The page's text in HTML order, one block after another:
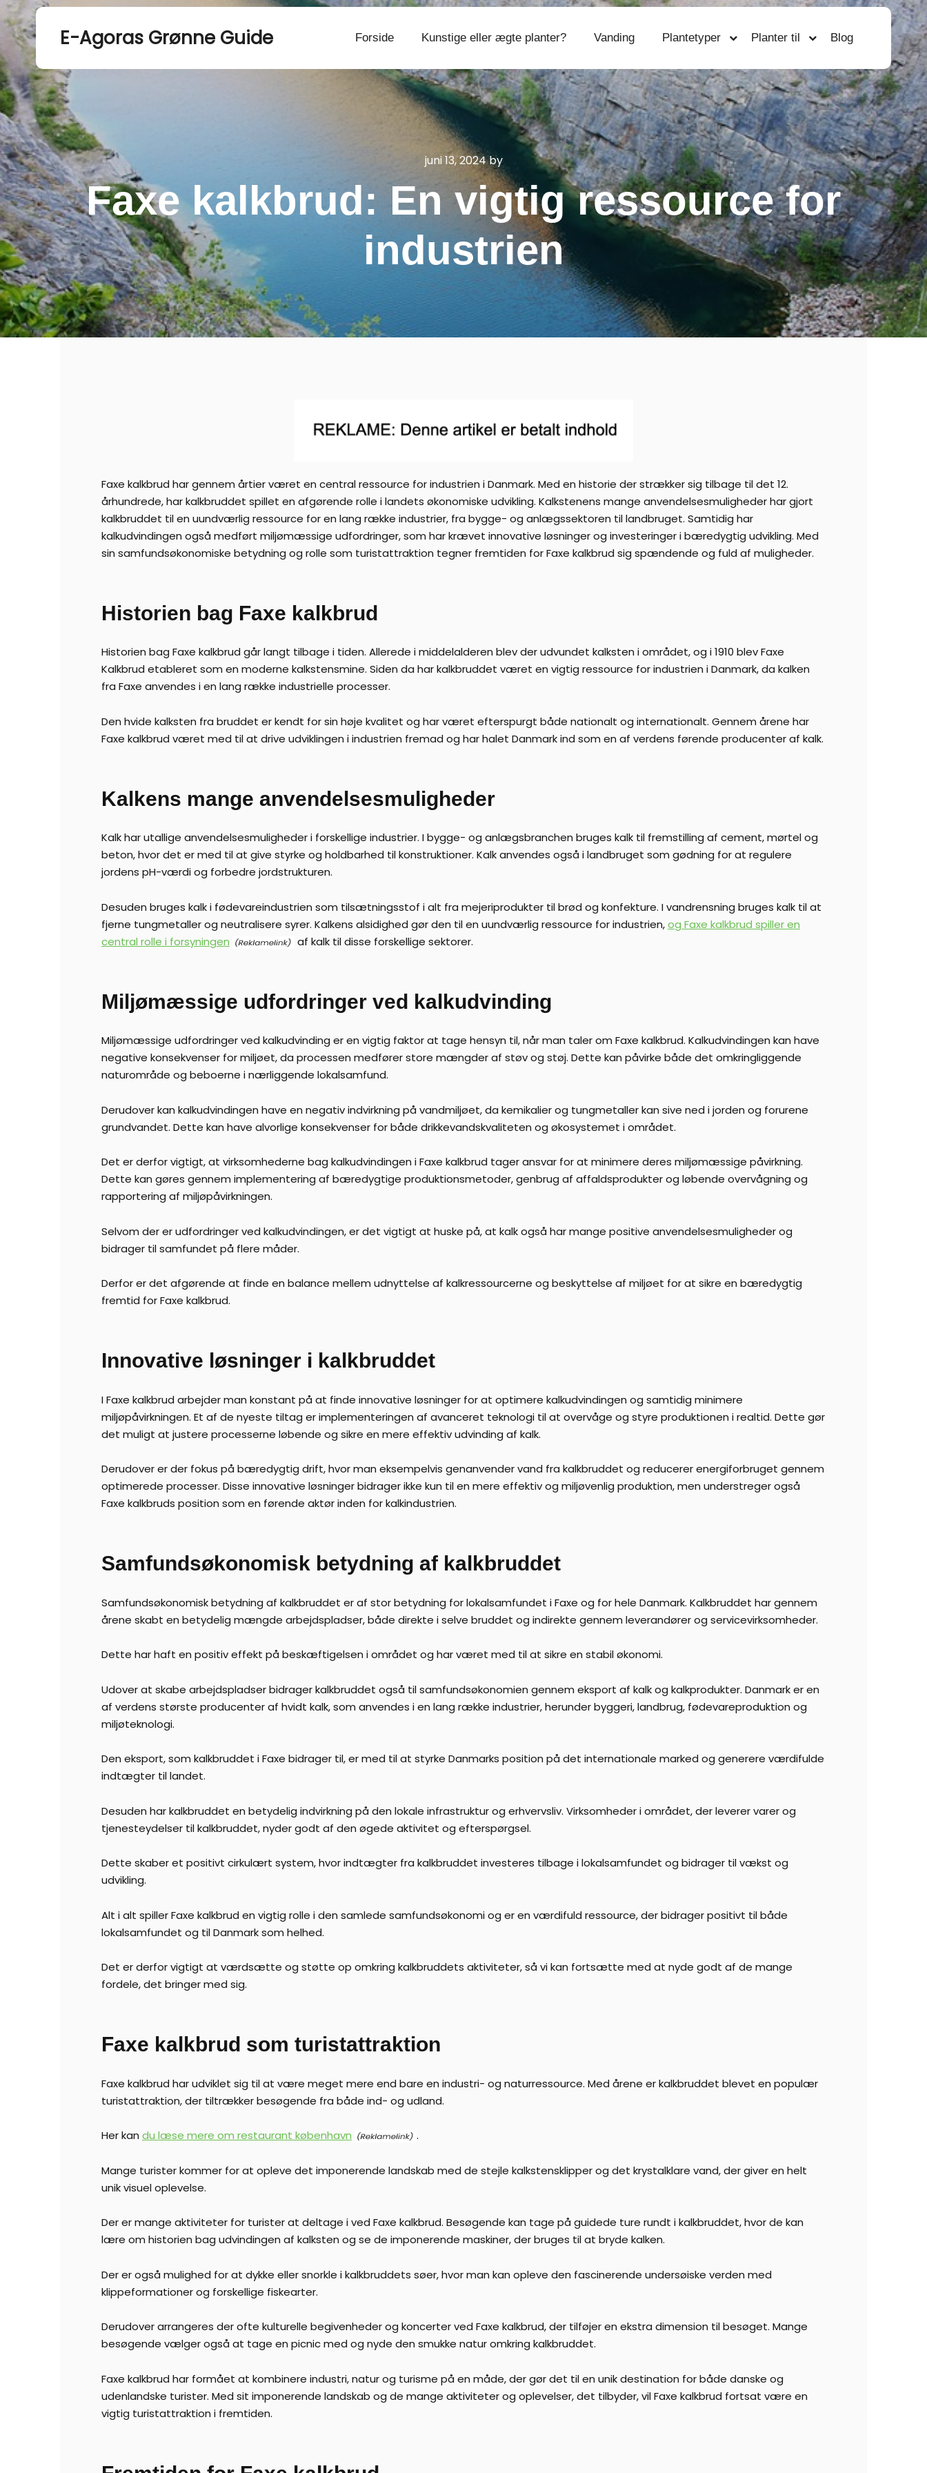
E-Agoras Grønne Guide Forside Kunstige eller ægte planter? Vanding Plantetyper Planter til Blog
juni 13, 2024by
Faxe kalkbrud: En vigtig ressource for
industrien
Faxe kalkbrud har gennem årtier været en central ressource for industrien i Danmark. Med en historie der strækker sig tilbage til det 12.
århundrede, har kalkbruddet spillet en afgørende rolle i landets økonomiske udvikling. Kalkstenens mange anvendelsesmuligheder har gjort
kalkbruddet til en uundværlig ressource for en lang række industrier, fra bygge- og anlægssektoren til landbruget. Samtidig har
kalkudvindingen også medført miljømæssige udfordringer, som har krævet innovative løsninger og investeringer i bæredygtig udvikling. Med
sin samfundsøkonomiske betydning og rolle som turistattraktion tegner fremtiden for Faxe kalkbrud sig spændende og fuld af muligheder.
Historien bag Faxe kalkbrud
Historien bag Faxe kalkbrud går langt tilbage i tiden. Allerede i middelalderen blev der udvundet kalksten i området, og i 1910 blev Faxe
Kalkbrud etableret som en moderne kalkstensmine. Siden da har kalkbruddet været en vigtig ressource for industrien i Danmark, da kalken
fra Faxe anvendes i en lang række industrielle processer.
Den hvide kalksten fra bruddet er kendt for sin høje kvalitet og har været efterspurgt både nationalt og internationalt. Gennem årene har
Faxe kalkbrud været med til at drive udviklingen i industrien fremad og har halet Danmark ind som en af verdens førende producenter af kalk.
Kalkens mange anvendelsesmuligheder
Kalk har utallige anvendelsesmuligheder i forskellige industrier. I bygge- og anlægsbranchen bruges kalk til fremstilling af cement, mørtel og
beton, hvor det er med til at give styrke og holdbarhed til konstruktioner. Kalk anvendes også i landbruget som gødning for at regulere
jordens pH-værdi og forbedre jordstrukturen.
Desuden bruges kalk i fødevareindustrien som tilsætningsstof i alt fra mejeriprodukter til brød og konfekture. I vandrensning bruges kalk til at
fjerne tungmetaller og neutralisere syrer. Kalkens alsidighed gør den til en uundværlig ressource for industrien,og Faxe kalkbrud spiller en
central rolle i forsyningen
af kalk til disse forskellige sektorer.
Miljømæssige udfordringer ved kalkudvinding
Miljømæssige udfordringer ved kalkudvinding er en vigtig faktor at tage hensyn til, når man taler om Faxe kalkbrud. Kalkudvindingen kan have
negative konsekvenser for miljøet, da processen medfører store mængder af støv og støj. Dette kan påvirke både det omkringliggende
naturområde og beboerne i nærliggende lokalsamfund.
Derudover kan kalkudvindingen have en negativ indvirkning på vandmiljøet, da kemikalier og tungmetaller kan sive ned i jorden og forurene
grundvandet. Dette kan have alvorlige konsekvenser for både drikkevandskvaliteten og økosystemet i området.
Det er derfor vigtigt, at virksomhederne bag kalkudvindingen i Faxe kalkbrud tager ansvar for at minimere deres miljømæssige påvirkning.
Dette kan gøres gennem implementering af bæredygtige produktionsmetoder, genbrug af affaldsprodukter og løbende overvågning og
rapportering af miljøpåvirkningen.
Selvom der er udfordringer ved kalkudvindingen, er det vigtigt at huske på, at kalk også har mange positive anvendelsesmuligheder og
bidrager til samfundet på flere måder.
Derfor er det afgørende at finde en balance mellem udnyttelse af kalkressourcerne og beskyttelse af miljøet for at sikre en bæredygtig
fremtid for Faxe kalkbrud.
Innovative løsninger i kalkbruddet
I Faxe kalkbrud arbejder man konstant på at finde innovative løsninger for at optimere kalkudvindingen og samtidig minimere
miljøpåvirkningen. Et af de nyeste tiltag er implementeringen af avanceret teknologi til at overvåge og styre produktionen i realtid. Dette gør
det muligt at justere processerne løbende og sikre en mere effektiv udvinding af kalk.
Derudover er der fokus på bæredygtig drift, hvor man eksempelvis genanvender vand fra kalkbruddet og reducerer energiforbruget gennem
optimerede processer. Disse innovative løsninger bidrager ikke kun til en mere effektiv og miljøvenlig produktion, men understreger også
Faxe kalkbruds position som en førende aktør inden for kalkindustrien.
Samfundsøkonomisk betydning af kalkbruddet
Samfundsøkonomisk betydning af kalkbruddet er af stor betydning for lokalsamfundet i Faxe og for hele Danmark. Kalkbruddet har gennem
årene skabt en betydelig mængde arbejdspladser, både direkte i selve bruddet og indirekte gennem leverandører og servicevirksomheder.
Dette har haft en positiv effekt på beskæftigelsen i området og har været med til at sikre en stabil økonomi.
Udover at skabe arbejdspladser bidrager kalkbruddet også til samfundsøkonomien gennem eksport af kalk og kalkprodukter. Danmark er en
af verdens største producenter af hvidt kalk, som anvendes i en lang række industrier, herunder byggeri, landbrug, fødevareproduktion og
miljøteknologi.
Den eksport, som kalkbruddet i Faxe bidrager til, er med til at styrke Danmarks position på det internationale marked og generere værdifulde
indtægter til landet.
Desuden har kalkbruddet en betydelig indvirkning på den lokale infrastruktur og erhvervsliv. Virksomheder i området, der leverer varer og
tjenesteydelser til kalkbruddet, nyder godt af den øgede aktivitet og efterspørgsel.
Dette skaber et positivt cirkulært system, hvor indtægter fra kalkbruddet investeres tilbage i lokalsamfundet og bidrager til vækst og
udvikling.
Alt i alt spiller Faxe kalkbrud en vigtig rolle i den samlede samfundsøkonomi og er en værdifuld ressource, der bidrager positivt til både
lokalsamfundet og til Danmark som helhed.
Det er derfor vigtigt at værdsætte og støtte op omkring kalkbruddets aktiviteter, så vi kan fortsætte med at nyde godt af de mange
fordele, det bringer med sig.
Faxe kalkbrud som turistattraktion
Faxe kalkbrud har udviklet sig til at være meget mere end bare en industri- og naturressource. Med årene er kalkbruddet blevet en populær
turistattraktion, der tiltrækker besøgende fra både ind- og udland.
Her kan du læse mere om restaurant københavn .
Mange turister kommer for at opleve det imponerende landskab med de stejle kalkstensklipper og det krystalklare vand, der giver en helt
unik visuel oplevelse.
Der er mange aktiviteter for turister at deltage i ved Faxe kalkbrud. Besøgende kan tage på guidede ture rundt i kalkbruddet, hvor de kan
lære om historien bag udvindingen af kalksten og se de imponerende maskiner, der bruges til at bryde kalken.
Der er også mulighed for at dykke eller snorkle i kalkbruddets søer, hvor man kan opleve den fascinerende undersøiske verden med
klippeformationer og forskellige fiskearter.
Derudover arrangeres der ofte kulturelle begivenheder og koncerter ved Faxe kalkbrud, der tilføjer en ekstra dimension til besøget. Mange
besøgende vælger også at tage en picnic med og nyde den smukke natur omkring kalkbruddet.
Faxe kalkbrud har formået at kombinere industri, natur og turisme på en måde, der gør det til en unik destination for både danske og
udenlandske turister. Med sit imponerende landskab og de mange aktiviteter og oplevelser, det tilbyder, vil Faxe kalkbrud fortsat være en
vigtig turistattraktion i fremtiden.
CVR 374 077 39